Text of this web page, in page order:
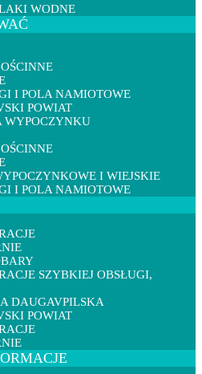
WODNE
I POLA NAMIOTOWE
POWIAT
WYPOCZYNKU
I WIEJSKIE
I POLA NAMIOTOWE
SZYBKIEJ OBSŁUGI,
DAUGAVPILSKA
POWIAT